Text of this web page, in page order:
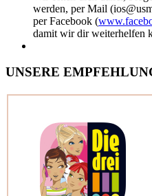
werden, per Mail
per Facebook (
damit wir dir weiterhelfen
UNSERE